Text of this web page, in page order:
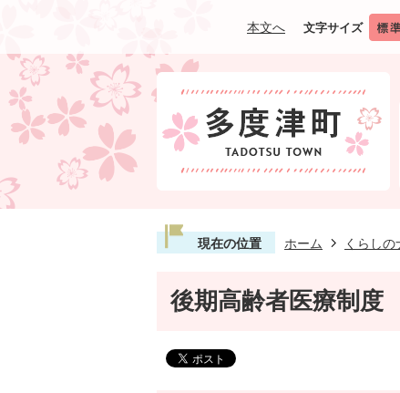
本文へ 文字サイズ
現在の位置 ホーム くらし
後期高齢者医療制度